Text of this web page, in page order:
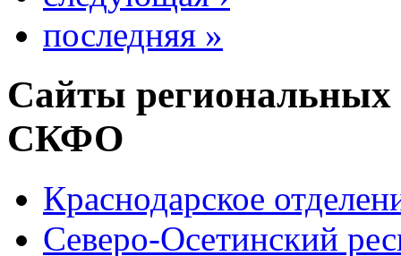
последняя »
Сайты
СКФО
Краснодарское
Северо-Осетинский